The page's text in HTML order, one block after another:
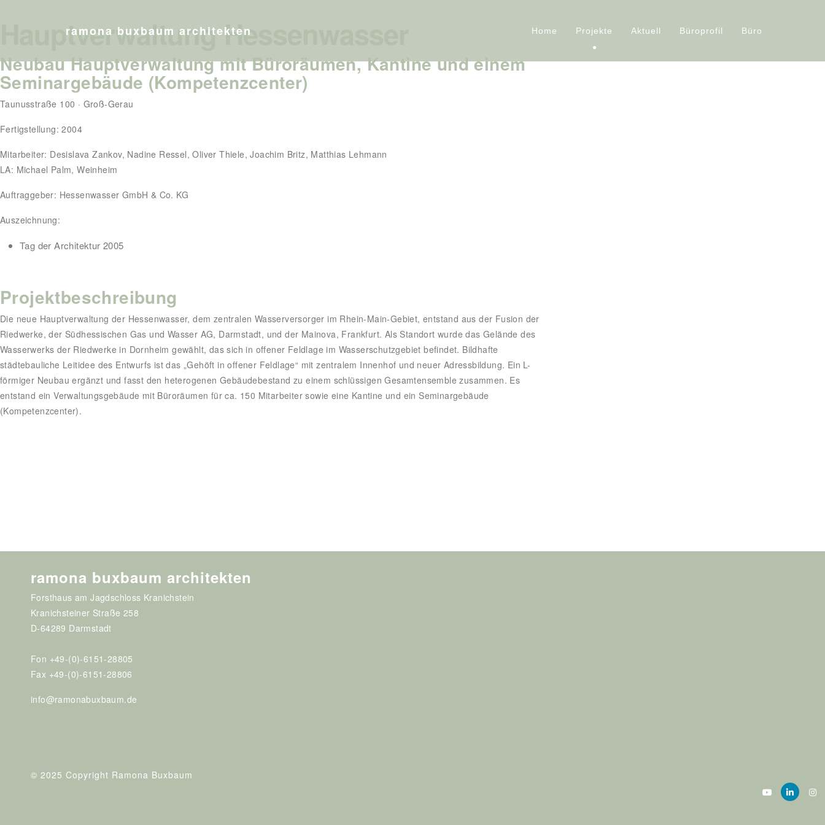
ramona buxbaum architekten Home Projekte Aktuell Büroprofil Büro
Hauptverwaltung Hessenwasser
Neubau Hauptverwaltung mit Büroräumen, Kantine und einem
Seminargebäude (Kompetenzcenter)
Taunusstraße 100 · Groß-Gerau
Fertigstellung: 2004
Mitarbeiter: Desislava Zankov, Nadine Ressel, Oliver Thiele, Joachim Britz, Matthias Lehmann
LA: Michael Palm, Weinheim
Auftraggeber: Hessenwasser GmbH & Co. KG
Auszeichnung:
Tag der Architektur 2005
Projektbeschreibung
Die neue Hauptverwaltung der Hessenwasser, dem zentralen Wasserversorger im Rhein-Main-Gebiet, entstand aus der Fusion der
Riedwerke, der Südhessischen Gas und Wasser AG, Darmstadt, und der Mainova, Frankfurt. Als Standort wurde das Gelände des
Wasserwerks der Riedwerke in Dornheim gewählt, das sich in offener Feldlage im Wasserschutzgebiet befindet. Bildhafte
städtebauliche Leitidee des Entwurfs ist das „Gehöft in offener Feldlage“ mit zentralem Innenhof und neuer Adressbildung. Ein L-
förmiger Neubau ergänzt und fasst den heterogenen Gebäudebestand zu einem schlüssigen Gesamtensemble zusammen. Es
entstand ein Verwaltungsgebäude mit Büroräumen für ca. 150 Mitarbeiter sowie eine Kantine und ein Seminargebäude
(Kompetenzcenter).
ramona buxbaum architekten
Forsthaus am Jagdschloss Kranichstein
Kranichsteiner Straße 258
D-64289 Darmstadt
Fon +49-(0)-6151-28805
Fax +49-(0)-6151-28806
info@ramonabuxbaum.de
© 2025 Copyright Ramona Buxbaum